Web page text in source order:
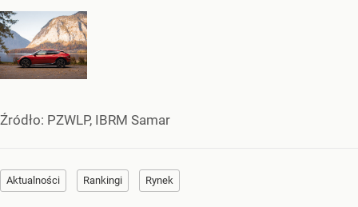
Źródło: PZWLP, IBRM Samar
Aktualności Rankingi Rynek